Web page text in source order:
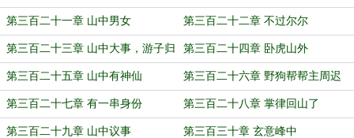
第三百二十一章 山中男女 第三百二十二章 不过尔尔
第三百二十三章 山中大事，游子归
家
第三百二十四章 卧虎山外
第三百二十五章 山中有神仙 第三百二十六章 野狗帮帮主周迟
第三百二十七章 有一串身份 第三百二十八章 掌律回山了
第三百二十九章 山中议事 第三百三十章 玄意峰中